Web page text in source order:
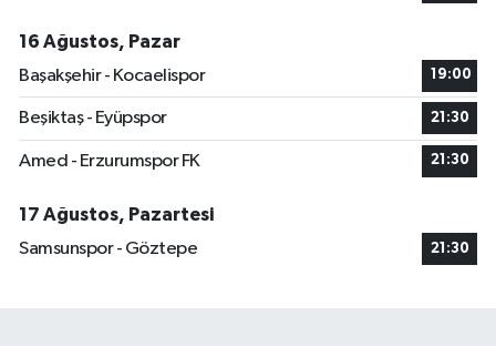
16 Ağustos, Pazar
Başakşehir - Kocaelispor
19:00
Beşiktaş - Eyüpspor 21:30
Amed - Erzurumspor FK 21:30
17 Ağustos, Pazartesi
Samsunspor - Göztepe
21:30